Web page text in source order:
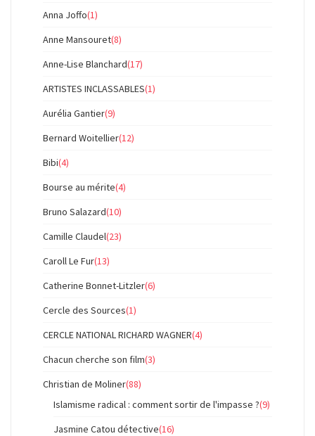
Anna Joffo(1)
Anne Mansouret(8)
Anne-Lise Blanchard(17)
ARTISTES INCLASSABLES(1)
Aurélia Gantier(9)
Bernard Woitellier(12)
Bibi(4)
Bourse au mérite(4)
Bruno Salazard(10)
Camille Claudel(23)
Caroll Le Fur(13)
Catherine Bonnet-Litzler(6)
Cercle des Sources(1)
CERCLE NATIONAL RICHARD WAGNER(4)
Chacun cherche son film(3)
Christian de Moliner(88)
Islamisme radical : comment sortir de l'impasse ?(9)
Jasmine Catou détective(16)